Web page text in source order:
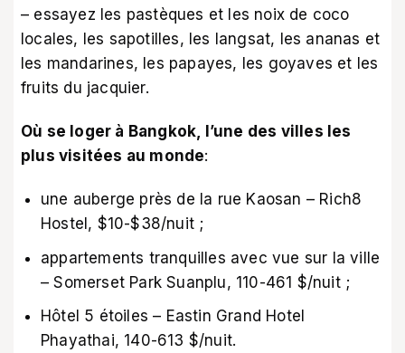
– essayez les pastèques et les noix de coco
locales, les sapotilles, les langsat, les ananas et
les mandarines, les papayes, les goyaves et les
fruits du jacquier.
Où se loger à Bangkok, l’une des villes les
plus visitées au monde:
une auberge près de la rue Kaosan – Rich8
Hostel, $10-$38/nuit ;
appartements tranquilles avec vue sur la ville
– Somerset Park Suanplu, 110-461 $/nuit ;
Hôtel 5 étoiles – Eastin Grand Hotel
Phayathai, 140-613 $/nuit.